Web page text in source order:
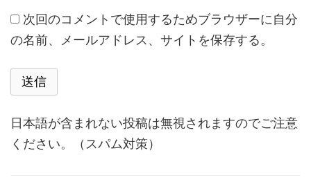
次回のコメントで使用するためブラウザーに自分
の名前、メールアドレス、サイトを保存する。
日本語が含まれない投稿は無視されますのでご注意
ください。（スパム対策）